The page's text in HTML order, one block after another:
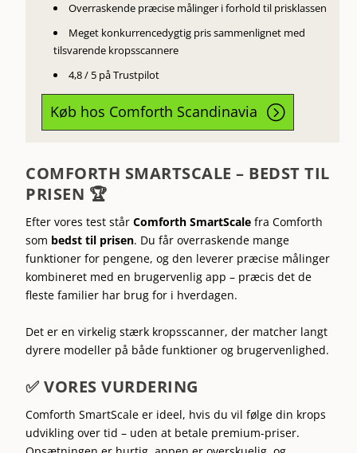
Overraskende præcise målinger i forhold til prisklassen
Meget konkurrencedygtig pris sammenlignet med
tilsvarende kropsscannere
4,8 / 5 på Trustpilot
Køb hos Comforth Scandinavia =
COMFORTH SMARTSCALE – BEDST TIL
PRISEN 🏆
Efter vores test stårComforth SmartScale fraComforth
som bedst til prisen. Du får overraskende mange
funktioner for pengene, og den leverer præcise målinger
kombineret med en brugervenlig app – præcis det de
fleste familier har brug for i hverdagen.
Det er en virkelig stærk kropsscanner, der matcher langt
dyrere modeller på både funktioner og brugervenlighed.
✅ VORES VURDERING
Comforth SmartScale er ideel, hvis du vil følge din krops
udvikling over tid – uden at betale premium-priser.